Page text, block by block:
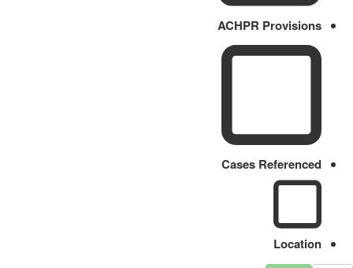
ACHPR Provisions
Cases Referenced
Location